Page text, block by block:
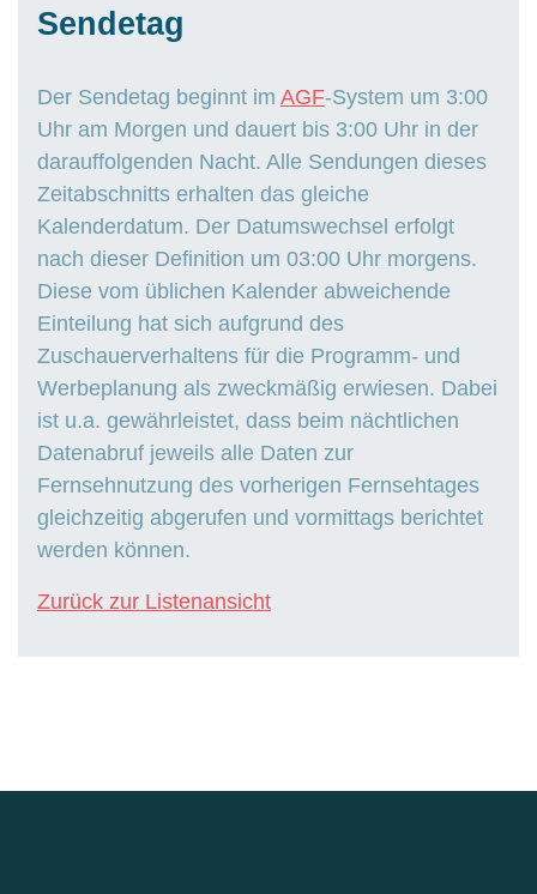
Sendetag
Der Sendetag beginnt im AGF-System um 3:00
Uhr am Morgen und dauert bis 3:00 Uhr in der
darauffolgenden Nacht. Alle Sendungen dieses
Zeitabschnitts erhalten das gleiche
Kalenderdatum. Der Datumswechsel erfolgt
nach dieser Definition um 03:00 Uhr morgens.
Diese vom üblichen Kalender abweichende
Einteilung hat sich aufgrund des
Zuschauerverhaltens für die Programm- und
Werbeplanung als zweckmäßig erwiesen. Dabei
ist u.a. gewährleistet, dass beim nächtlichen
Datenabruf jeweils alle Daten zur
Fernsehnutzung des vorherigen Fernsehtages
gleichzeitig abgerufen und vormittags berichtet
werden können.
Zurück zur Listenansicht